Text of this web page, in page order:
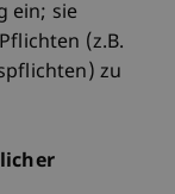
ein; sie
(z.B.
zu